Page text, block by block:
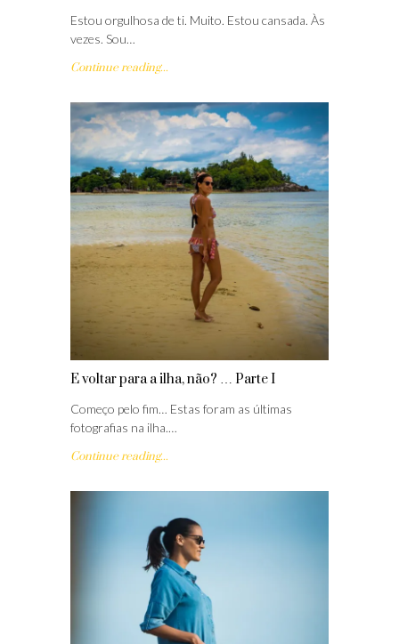
Estou orgulhosa de ti. Muito. Estou cansada. Às
vezes. Sou…
Continue reading...
E voltar para a ilha, não? … Parte I
Começo pelo fim… Estas foram as últimas
fotografias na ilha.…
Continue reading...